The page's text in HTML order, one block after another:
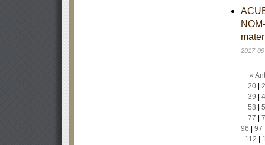
2017-
«
20|
39
58
77
96
97
112